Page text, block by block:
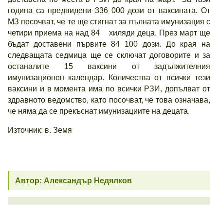
година са предвидени 336 000 дози от ваксината. От
МЗ посочват, че те ще стигнат за пълната имунизация с
четири приема на над 84 хиляди деца. През март ще
бъдат доставени първите 84 100 дози. До края на
следващата седмица ще се сключат договорите и за
останалите 15 ваксини от задължителния
имунизационен календар. Количества от всички тези
ваксини и в момента има по всички РЗИ, допълват от
здравното ведомство, като посочват, че това означава,
че няма да се прекъснат имунизациите на децата.
Източник: в. Земя
Автор: Александър Недялков